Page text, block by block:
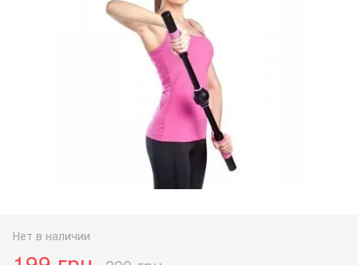
Нет в наличии